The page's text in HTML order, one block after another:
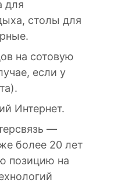
людей и
команде!
людей и
плавающими
зал.
камера или
с ТК
плата от 57
налога.
в
работы
для
столы для
на сотовую
если у
Интернет.
—
более 20 лет
позицию на